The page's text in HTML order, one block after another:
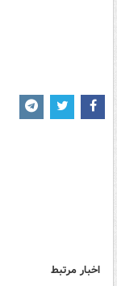
اخبار مرتبط